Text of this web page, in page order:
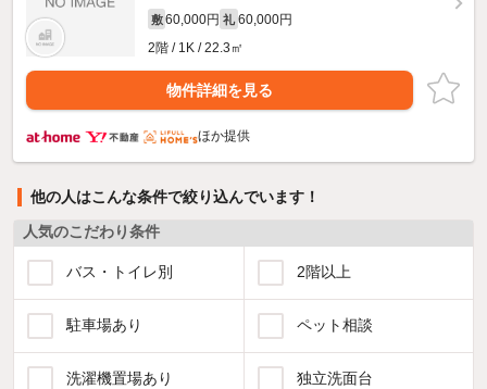
敷 60,000円 礼 60,000円
2階 / 1K / 22.3㎡
物件詳細を見る
ほか提供
他の人はこんな条件で絞り込んでいます！
人気のこだわり条件
バス・トイレ別 2階以上
駐車場あり ペット相談
洗濯機置場あり 独立洗面台